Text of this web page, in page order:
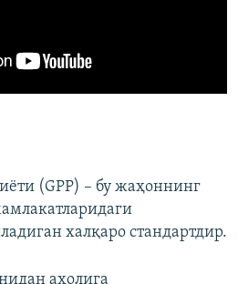
(GPP) – бу жаҳоннинг
халқаро стандартдир.
аҳолига